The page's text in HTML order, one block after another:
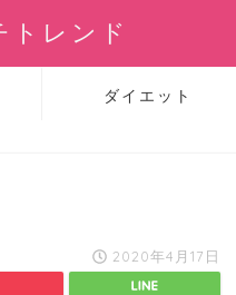
トレンド
ダイエット
2020年4月17日